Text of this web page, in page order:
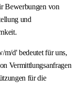
Bewerbungen von
und
d' bedeutet für uns,
Vermittlungsanfragen
für die